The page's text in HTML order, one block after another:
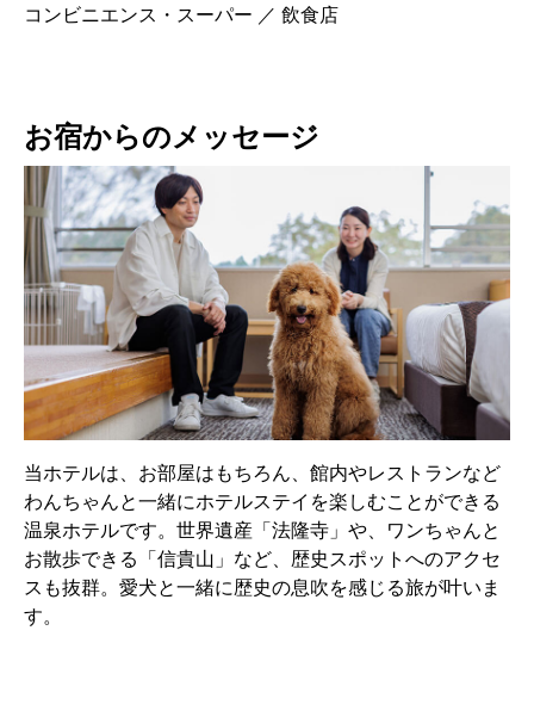
コンビニエンス・スーパー ／ 飲食店
お宿からのメッセージ
当ホテルは、お部屋はもちろん、館内やレストランなど
わんちゃんと一緒にホテルステイを楽しむことができる
温泉ホテルです。世界遺産「法隆寺」や、ワンちゃんと
お散歩できる「信貴山」など、歴史スポットへのアクセ
スも抜群。愛犬と一緒に歴史の息吹を感じる旅が叶いま
す。